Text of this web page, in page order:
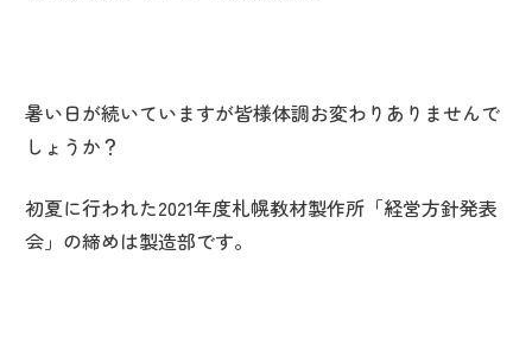
暑い日が続いていますが皆様体調お変わりありませんで
しょうか？
初夏に行われた2021年度札幌教材製作所「経営方針発表
会」の締めは製造部です。